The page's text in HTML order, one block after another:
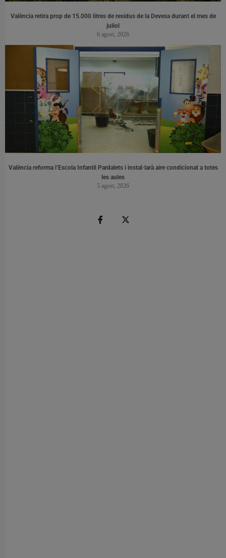
València retira prop de 15.000 litres de residus de la Devesa durant el mes de
juliol
6 agost, 2026
València reforma l’Escola Infantil Pardalets i instal·larà aire condicionat a totes
les aules
5 agost, 2026